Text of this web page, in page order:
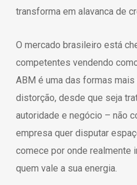
transforma em alavanca de
O mercado brasileiro está
competentes vendendo
ABM é uma das formas
distorção, desde que seja
autoridade e negócio – não
empresa quer disputar
comece por onde realmente
quem vale a sua energia.